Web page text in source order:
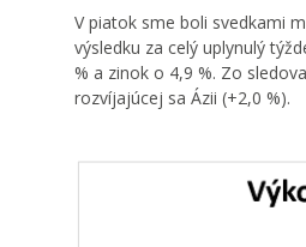
V piatok sme boli svedkami
výsledku za celý uplynulý
% a zinok o 4,9 %. Zo
rozvíjajúcej sa Ázii (+2,0 %).